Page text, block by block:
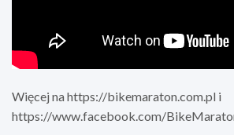
Więcej na https://bikemaraton.com.pl i
https://www.facebook.com/